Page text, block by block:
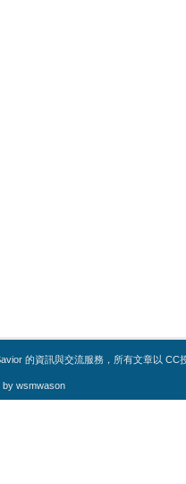
的資訊與交流服務，所有文章以
by wsmwason